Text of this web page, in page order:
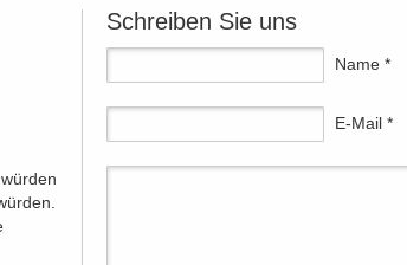
Schreiben Sie uns
Name *
E-Mail *